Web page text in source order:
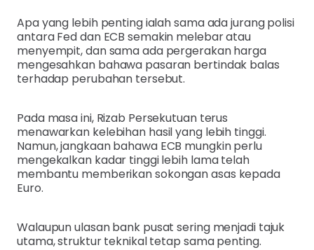
Apa yang lebih penting ialah sama ada jurang polisi
antara Fed dan ECB semakin melebar atau
menyempit, dan sama ada pergerakan harga
mengesahkan bahawa pasaran bertindak balas
terhadap perubahan tersebut.
Pada masa ini, Rizab Persekutuan terus
menawarkan kelebihan hasil yang lebih tinggi.
Namun, jangkaan bahawa ECB mungkin perlu
mengekalkan kadar tinggi lebih lama telah
membantu memberikan sokongan asas kepada
Euro.
Walaupun ulasan bank pusat sering menjadi tajuk
utama, struktur teknikal tetap sama penting.